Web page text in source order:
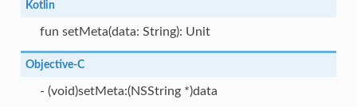
Kotlin
fun setMeta(data: String): Unit
Objective-C
- (void)setMeta:(NSString *)data